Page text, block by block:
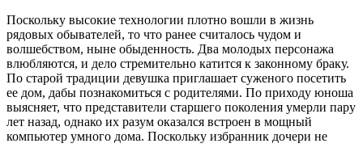
Поскольку высокие технологии плотно вошли в жизнь
рядовых обывателей, то что ранее считалось чудом и
волшебством, ныне обыденность. Два молодых персонажа
влюбляются, и дело стремительно катится к законному браку.
По старой традиции девушка приглашает суженого посетить
ее дом, дабы познакомиться с родителями. По приходу юноша
выясняет, что представители старшего поколения умерли пару
лет назад, однако их разум оказался встроен в мощный
компьютер умного дома. Поскольку избранник дочери не